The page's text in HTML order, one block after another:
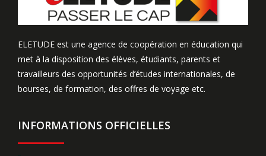
ELETUDE est une agence de coopération en éducation qui
met à la disposition des élèves, étudiants, parents et
travailleurs des opportunités d’études internationales, de
bourses, de formation, des offres de voyage etc.
INFORMATIONS OFFICIELLES